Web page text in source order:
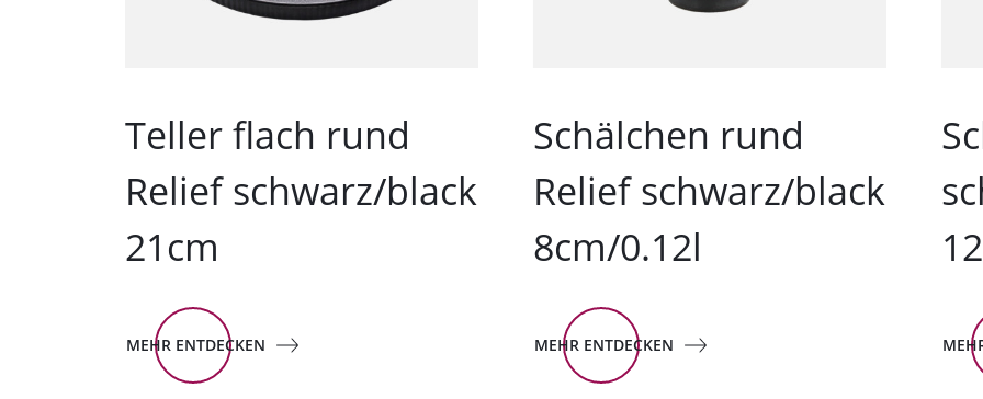
Teller flach rund
Relief schwarz/black
21cm
MEHR ENTDECKEN
Schälchen rund
Relief schwarz/black
8cm/0.12l
MEHR ENTDECKEN